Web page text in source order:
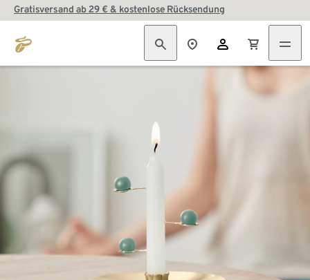
Gratisversand ab 29 € & kostenlose Rücksendung